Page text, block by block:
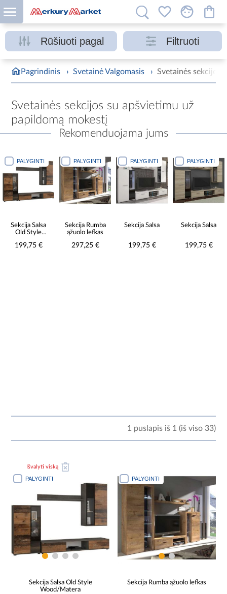
Rūšiuoti pagal Filtruoti
Pagrindinis › Svetainė Valgomasis › Svetainės sekcijos
Svetainės sekcijos su apšvietimu už
papildomą mokestį
Rekomenduojama jums
PALYGINTI
Sekcija Salsa
Old Style
199,75 €
PALYGINTI
Sekcija Rumba
ąžuolo lefkas
297,25 €
PALYGINTI
Sekcija Salsa
199,75 €
PALYGINTI
Sekcija Salsa
199,75 €
1 puslapis iš 1 (iš viso 33)
Išvalyti viską
PALYGINTI
Sekcija Salsa Old Style
Wood/Matera
PALYGINTI
Sekcija Rumba ąžuolo lefkas